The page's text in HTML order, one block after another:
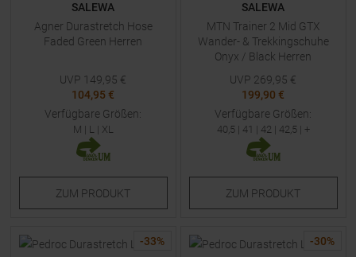
SALEWA
Agner Durastretch Hose
Faded Green Herren
UVP 149,95 €
104,95 €
Verfügbare Größen:
M | L | XL
ZUM PRODUKT
SALEWA
MTN Trainer 2 Mid GTX
Wander- & Trekkingschuhe
Onyx / Black Herren
UVP 269,95 €
199,90 €
Verfügbare Größen:
40,5 | 41 | 42| 42,5 | +
ZUM PRODUKT
-33% -30%